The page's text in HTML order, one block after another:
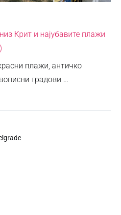
Крит и најубавите плажи
плажи, античко
градови …